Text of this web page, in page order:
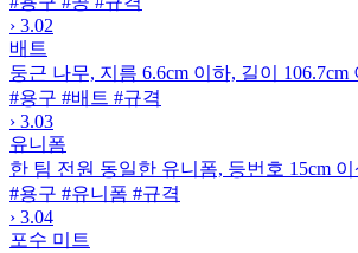
› 3.02
배트
둥근 나무, 지름 6.6cm 이하, 길이 106.7cm
#용구 #배트 #규격
› 3.03
유니폼
한 팀 전원 동일한 유니폼, 등번호 15cm
#용구 #유니폼 #규격
› 3.04
포수 미트